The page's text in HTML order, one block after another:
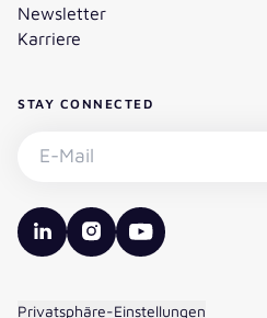
Newsletter
Karriere
STAY CONNECTED
valantic LinkedIn
valantic Instagram
valantic YouTube
Privatsphäre-Einstellungen